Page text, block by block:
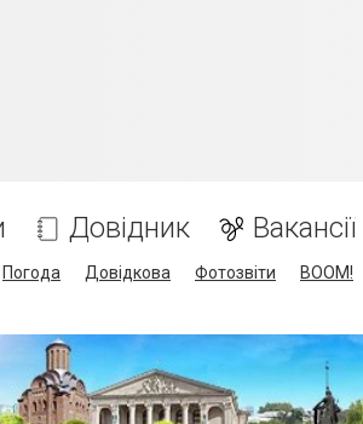
Довідник Вакансії
Погода Довідкова Фотозвіти BOOM!